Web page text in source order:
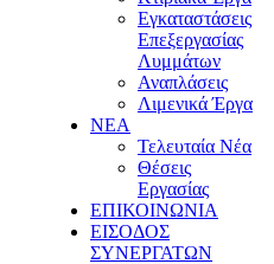
Εγκαταστάσεις
Επεξεργασίας
Λυμμάτων
Αναπλάσεις
Λιμενικά Έργα
ΝΕΑ
Τελευταία Νέα
Θέσεις
Εργασίας
ΕΠΙΚΟΙΝΩΝΙΑ
ΕΙΣΟΔΟΣ
ΣΥΝΕΡΓΑΤΩΝ